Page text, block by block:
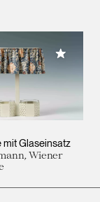
Glaseinsatz
Wiener
Meiner